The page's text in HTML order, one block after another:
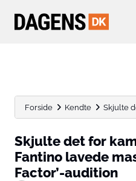
Forside Kendte Skjulte
Skjulte det for
Fantino lavede
Factor’-audition